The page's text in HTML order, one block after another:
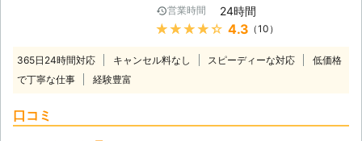
お持ちの方にとって、お庭をどのよう
にデザインするのかは大きな楽しみな
ぎたるは猶及ばざるが如し」と言うよ
営業時間 24時間
★★★★★ 4.3 （10）
365日24時間対応 キャンセル料なし スピーディーな対応
低価格
で丁寧な仕事
経験豊富
口コミ